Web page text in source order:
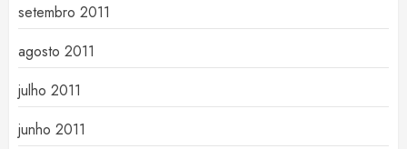
setembro 2011
agosto 2011
julho 2011
junho 2011